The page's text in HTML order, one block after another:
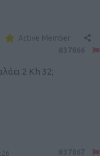
Active Member
2 Kh 32;